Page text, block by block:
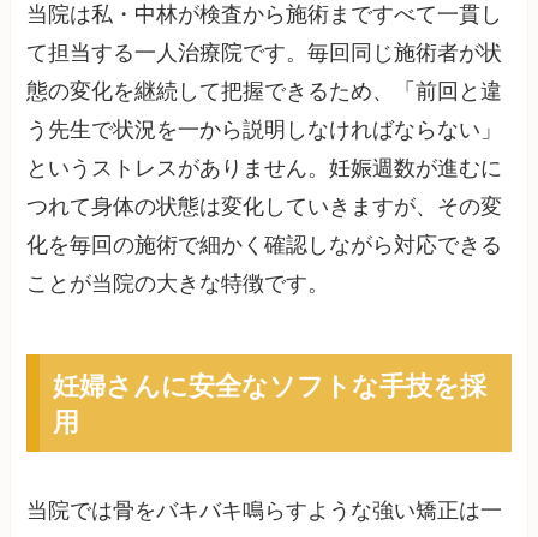
当院は私・中林が検査から施術まですべて一貫し
て担当する一人治療院です。毎回同じ施術者が状
態の変化を継続して把握できるため、「前回と違
う先生で状況を一から説明しなければならない」
というストレスがありません。妊娠週数が進むに
つれて身体の状態は変化していきますが、その変
化を毎回の施術で細かく確認しながら対応できる
ことが当院の大きな特徴です。
妊婦さんに安全なソフトな手技を採
用
当院では骨をバキバキ鳴らすような強い矯正は一